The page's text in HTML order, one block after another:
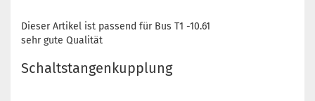
Dieser Artikel ist passend für Bus T1 -10.61
sehr gute Qualität
Schaltstangenkupplung